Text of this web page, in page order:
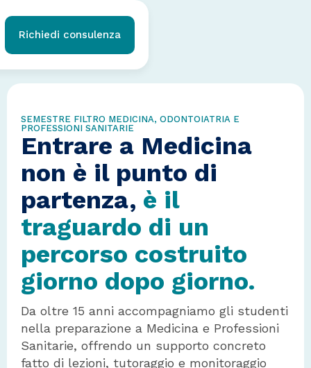
Richiedi consulenza
SEMESTRE FILTRO MEDICINA, ODONTOIATRIA E
PROFESSIONI SANITARIE
Entrare a Medicina
non è il punto di
partenza, è il
traguardo di un
percorso costruito
giorno dopo giorno.
Da oltre 15 anni accompagniamo gli studenti
nella preparazione a Medicina e Professioni
Sanitarie, offrendo un supporto concreto
fatto di lezioni, tutoraggio e monitoraggio